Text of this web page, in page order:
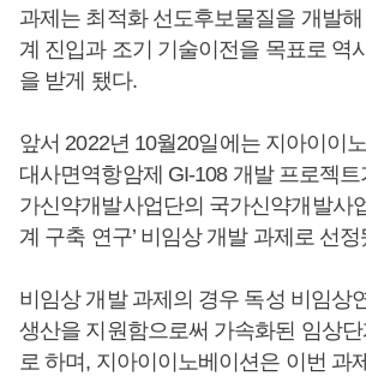
과제는 최적화 선도후보물질을 개발
계 진입과 조기 기술이전을 목표로 역
을 받게 됐다.
앞서 2022년 10월20일에는 지아이이
대사면역항암제 GI-108 개발 프로젝
가신약개발사업단의 국가신약개발사
계 구축 연구’ 비임상 개발 과제로 선
비임상 개발 과제의 경우 독성 비임상
생산을 지원함으로써 가속화된 임상
로 하며, 지아이이노베이션은 이번 과